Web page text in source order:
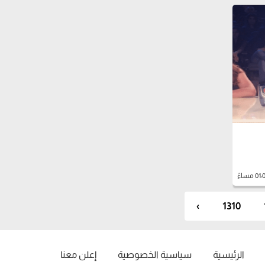
1310
›
الرئيسية سياسية الخصوصية إعلن معنا